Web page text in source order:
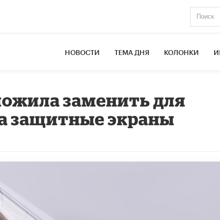
НОВОСТИ ТЕМА ДНЯ КОЛОНКИ
заменить для
защитные экраны